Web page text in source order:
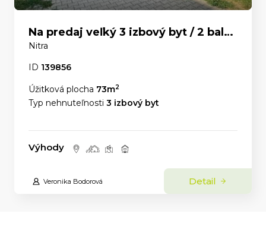
Na predaj veľký 3 izbový byt / 2 balkóny / Čermáň
Nitra
ID 139856
Úžitková plocha 73m2
Typ nehnuteľnosti 3 izbový byt
Výhody
Veronika Bodorová Detail